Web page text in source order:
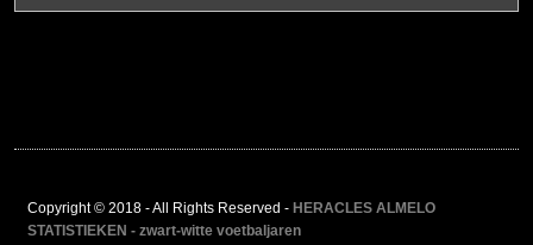
Copyright © 2018 - All Rights Reserved - HERACLES ALMELO
STATISTIEKEN - zwart-witte voetbaljaren